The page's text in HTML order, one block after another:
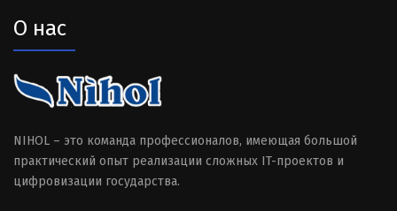
О нас
NIHOL – это команда профессионалов, имеющая большой
практический опыт реализации сложных IT-проектов и
цифровизации государства.